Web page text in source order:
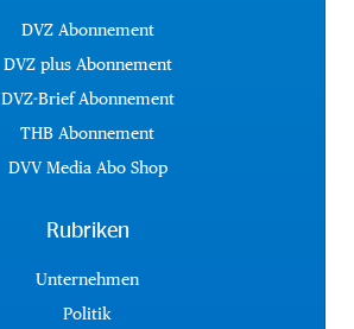
DVZ Abonnement
DVZ plus Abonnement
DVZ-Brief Abonnement
THB Abonnement
DVV Media Abo Shop
Rubriken
Unternehmen
Politik